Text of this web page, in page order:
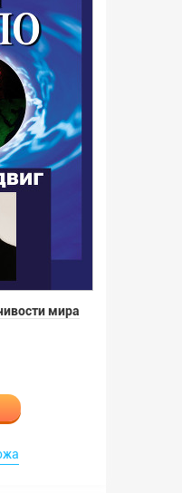
мира